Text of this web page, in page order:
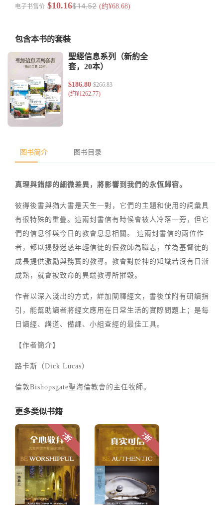
电子书售价 $10.16$14.52 (约¥68.68)
包含本书的套裝
图书简介 图书目录
真理與錯謬的細微差異，將影響到我們的永恆歸宿。
彼得後書與猶大書是天生一對，它們的主題和使用的詞彙具
有很特殊的重疊。這兩封書信有時候會被人冷落一旁，但它
們的信息卻與今日的教會息息相關。 這兩封書信的兩位作
者，都以揭發迷惑年輕信徒的假教師為職志，並為基督徒的
成長提供激勵與務實的教導。教會對於神的知識若沒有日漸
成熟，就會被致命的異端教導所摧毀。
作者以深入淺出的方式，詳加闡釋經文，書後並附有研讀指
引，能幫助讀者將經文應用在日常生活的實際問題上；是每
日讀經、講道、備課、小組查經的最佳工具。
【作者簡介】
路卡斯（Dick Lucas）
倫敦Bishopsgate聖海倫教會的主任牧師。
更多类似书籍